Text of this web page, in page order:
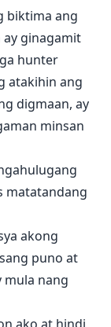
biktima ang
ginagamit
hunter
atakihin ang
digmaan, ay
minsan
matatandang
akong
puno at
mula nang